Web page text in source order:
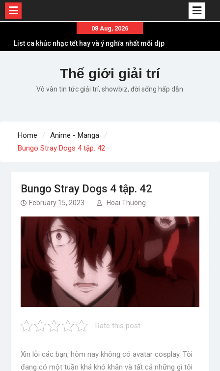
content
08 Aug, 2026
List ca khúc nhạc tết hay và ý nghĩa nhất mỗi dịp
Em ơi lên phố – Minh Vương: Màn comeback
“ngoạn mục” với triệu view
Những ca khúc nhạc xuân “sặc mùi” quảng cáo
Lời bài hát Chúng Ta của Hiện Tại – Sơn Tùng M-
TP – Full lyrics bản chuẩn
Thế giới giải trí
Vô vàn tin tức giải trí, showbiz, đời sống hấp dẫn
Home
Anime - Manga
Bungo Stray Dogs 4 tập. 42
Bungo Stray Dogs 4 tập. 42
February 15, 2023 Hoai Thuong
Rate this post
Xin lỗi các bạn, hôm nay không có avatar cosplay. Tôi
đang có một tuần khá khó khăn và tất cả những gì tôi